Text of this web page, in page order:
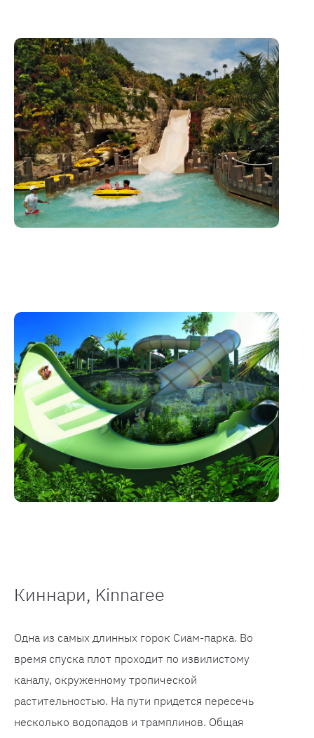
Киннари, Kinnaree
Одна из самых длинных горок Сиам-парка. Во
время спуска плот проходит по извилистому
каналу, окруженному тропической
растительностью. На пути придется пересечь
несколько водопадов и трамплинов. Общая